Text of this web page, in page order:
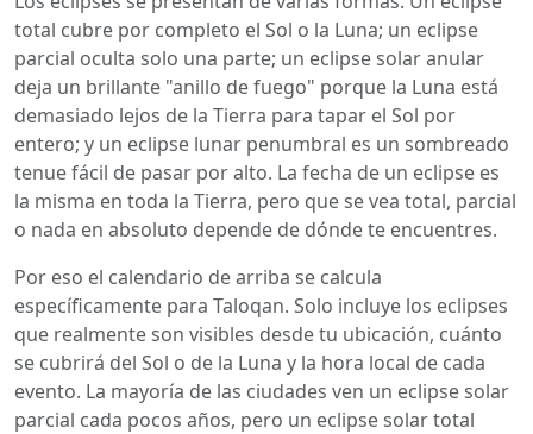
total cubre por completo el Sol o la Luna; un eclipse
parcial oculta solo una parte; un eclipse solar anular
deja un brillante "anillo de fuego" porque la Luna está
demasiado lejos de la Tierra para tapar el Sol por
entero; y un eclipse lunar penumbral es un sombreado
tenue fácil de pasar por alto. La fecha de un eclipse es
la misma en toda la Tierra, pero que se vea total, parcial
o nada en absoluto depende de dónde te encuentres.
Por eso el calendario de arriba se calcula
específicamente para Taloqan. Solo incluye los eclipses
que realmente son visibles desde tu ubicación, cuánto
se cubrirá del Sol o de la Luna y la hora local de cada
evento. La mayoría de las ciudades ven un eclipse solar
parcial cada pocos años, pero un eclipse solar total